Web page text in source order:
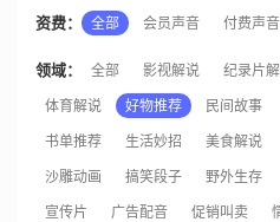
资费： 全部 会员声音 付费声音
领域： 全部 影视解说 纪录片
体育解说
好物推荐 民间故事
书单推荐
生活妙招 美食解说
沙雕动画
搞笑段子 野外生存
宣传片
广告配音 促销叫卖